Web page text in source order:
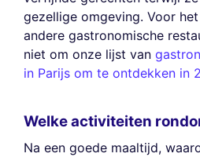
gezellige omgeving. Voor
andere gastronomische
niet om onze lijst van
in Parijs om te ontdekken in
Welke activiteiten
Na een goede maaltijd,